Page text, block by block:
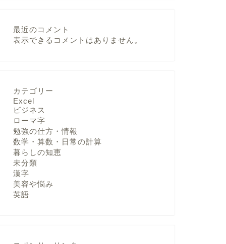
最近のコメント
表示できるコメントはありません。
カテゴリー
Excel
ビジネス
ローマ字
勉強の仕方・情報
数学・算数・日常の計算
暮らしの知恵
未分類
漢字
美容や悩み
英語